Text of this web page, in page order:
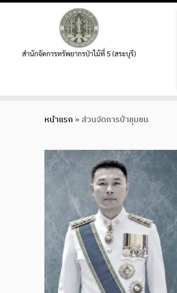
หน้าแรก » ส่วนจัดการป่าชุมชน